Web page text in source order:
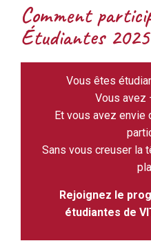
Comment
Étudiantes
Vous êtes
Vous avez
Et vous avez
Sans vous creuser la
Rejoignez le
étudiantes de